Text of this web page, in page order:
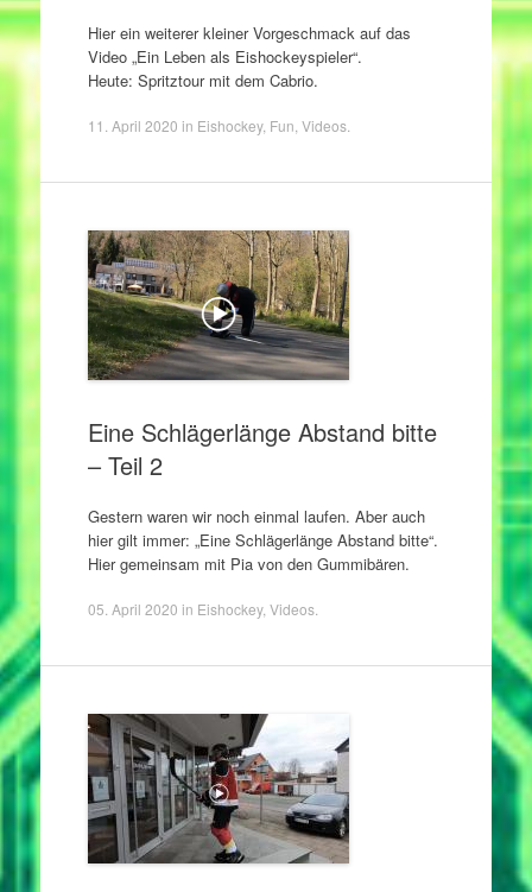
Hier ein weiterer kleiner Vorgeschmack auf das
Video „Ein Leben als Eishockeyspieler“.
Heute: Spritztour mit dem Cabrio.
11. April 2020 in Eishockey, Fun Videos.
Eine Schlägerlänge Abstand bitte
– Teil 2
Gestern waren wir noch einmal laufen. Aber auch
hier gilt immer: „Eine Schlägerlänge Abstand bitte“.
Hier gemeinsam mit Pia von den Gummibären.
05. April 2020 in Eishockey, Videos.